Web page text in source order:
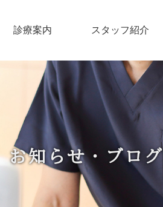
診療案内 スタッフ紹介
お知らせ・ブログ